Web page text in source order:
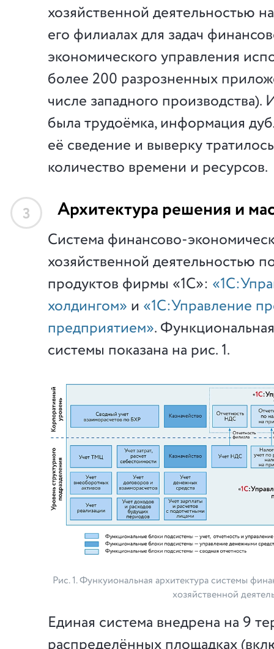
хозяйственной деятельностью
его филиалах для задач
экономического управления
более 200 разрозненных
числе западного
была трудоёмка, информация
её сведение и выверку
количество времени и ресурсов.
3 Архитектура решения и
Система финансово-
хозяйственной деятельностью
продуктов фирмы «1С»:
холдингом» и «1С:Управление
предприятием».
системы показана на рис. 1.
Рис. 1. Функуиональная архитектура системы
хозяйственной
Единая система внедрена на 9